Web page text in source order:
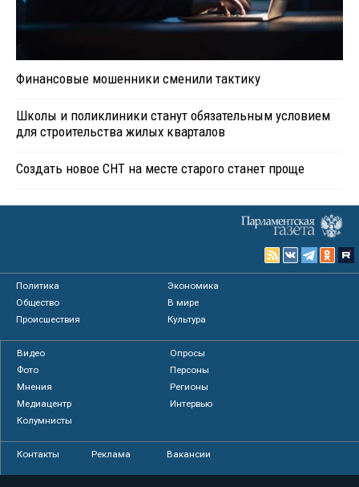
Финансовые мошенники сменили тактику
Школы и поликлиники станут обязательным условием
для строительства жилых кварталов
Создать новое СНТ на месте старого станет проще
Политика
Экономика
Общество
В мире
Происшествия
Культура
Видео
Опросы
Фото
Персоны
Мнения
Регионы
Медиацентр
Интервью
Колумнисты
Контакты Реклама Вакансии